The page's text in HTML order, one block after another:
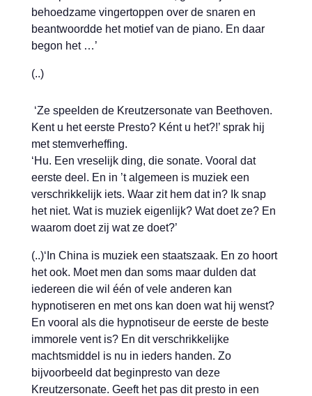
behoedzame vingertoppen over de snaren en
beantwoordde het motief van de piano. En daar
begon het …’
(..)
‘Ze speelden de Kreutzersonate van Beethoven.
Kent u het eerste Presto? Ként u het?!’ sprak hij
met stemverheffing.
‘Hu. Een vreselijk ding, die sonate. Vooral dat
eerste deel. En in ’t algemeen is muziek een
verschrikkelijk iets. Waar zit hem dat in? Ik snap
het niet. Wat is muziek eigenlijk? Wat doet ze? En
waarom doet zij wat ze doet?’
(..)‘In China is muziek een staatszaak. En zo hoort
het ook. Moet men dan soms maar dulden dat
iedereen die wil één of vele anderen kan
hypnotiseren en met ons kan doen wat hij wenst?
En vooral als die hypnotiseur de eerste de beste
immorele vent is? En dit verschrikkelijke
machtsmiddel is nu in ieders handen. Zo
bijvoorbeeld dat beginpresto van deze
Kreutzersonate. Geeft het pas dit presto in een